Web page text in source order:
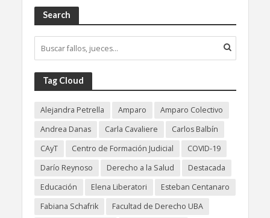
Search
Tag Cloud
Alejandra Petrella Amparo
Amparo Colectivo
Andrea Danas
Carla Cavaliere
Carlos Balbín
CAyT
Centro de Formación Judicial
COVID-19
Darío Reynoso
Derecho a la Salud
Destacada
Educación
Elena Liberatori
Esteban Centanaro
Fabiana Schafrik
Facultad de Derecho UBA